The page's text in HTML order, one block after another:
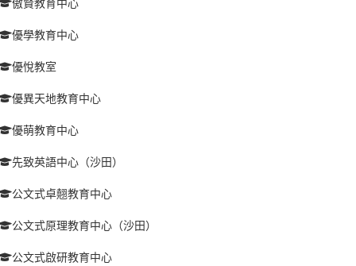
優學教育中心
優悅教室
優異天地教育中心
優萌教育中心
先致英語中心（沙田）
公文式卓翹教育中心
公文式原理教育中心（沙田）
公文式啟研教育中心